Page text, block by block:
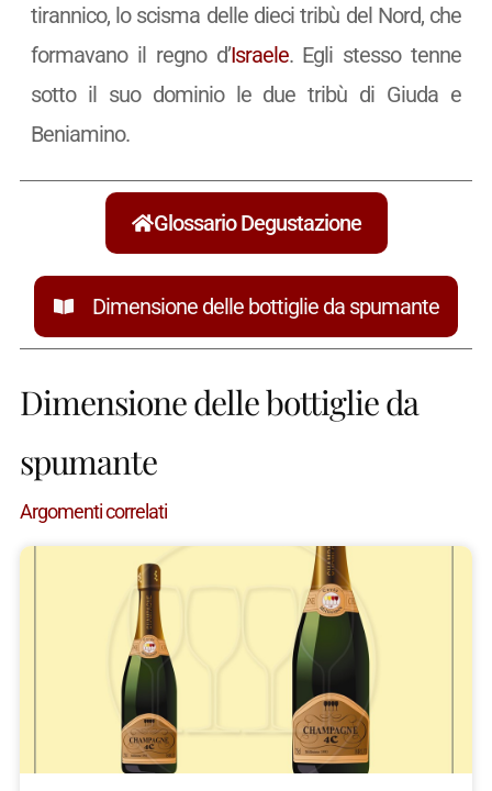
tirannico, lo scisma delle dieci tribù del Nord, che
formavano il regno d’Israele. Egli stesso tenne
sotto il suo dominio le due tribù di Giuda e
Beniamino.
Glossario Degustazione
Dimensione delle bottiglie da spumante
Dimensione delle bottiglie da
spumante
Argomenti correlati